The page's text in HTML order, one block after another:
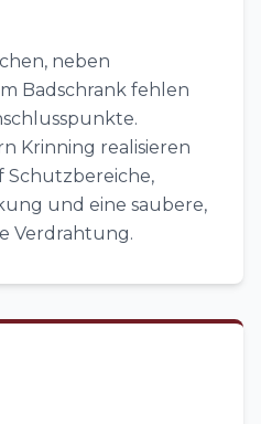
neben
Badschrank fehlen
Krinning realisieren
Schutzbereiche,
und eine saubere,
Verdrahtung.